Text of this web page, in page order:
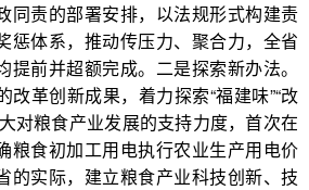
同责的部署安排，以法规形式构建责
惩体系，推动传压力、聚合力，全省
提前并超额完成。二是探索新办法。
革创新成果，着力探索“福建味”“改
对粮食产业发展的支持力度，首次在
粮食初加工用电执行农业生产用电价
的实际，建立粮食产业科技创新、技